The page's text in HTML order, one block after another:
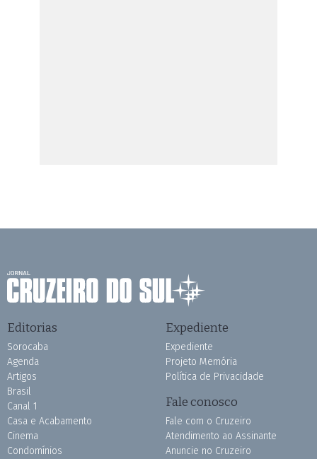
Editorias
Sorocaba
Agenda
Artigos
Brasil
Canal 1
Casa e Acabamento
Cinema
Condomínios
Expediente
Expediente
Projeto Memória
Política de Privacidade
Fale conosco
Fale com o Cruzeiro
Atendimento ao Assinante
Anuncie no Cruzeiro